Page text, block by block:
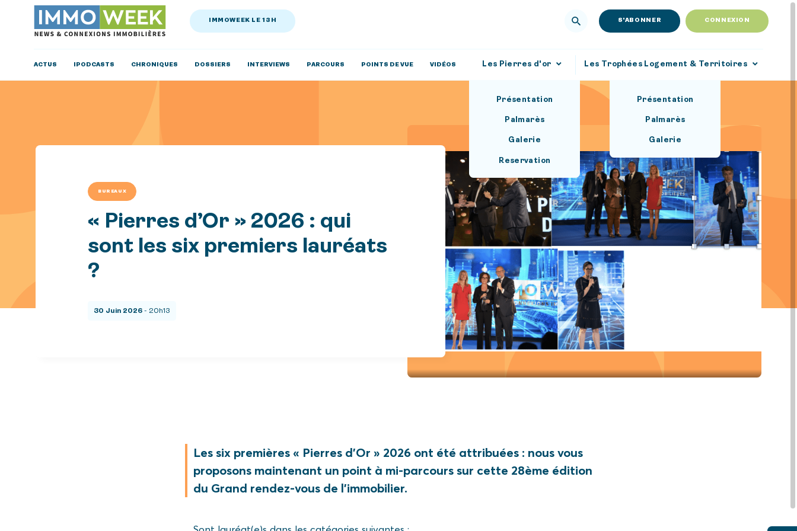
IMMOWEEK LE 13H S'ABONNER CONNEXION
ACTUS IPODCASTS CHRONIQUES DOSSIERS INTERVIEWS PARCOURS POINTS DE VUE VIDÉOS Les Pierres d'or
Présentation
Palmarès
Galerie
Reservation
Les Trophées Logement & Territoires
Présentation
Palmarès
Galerie
BUREAUX
« Pierres d’Or » 2026 : qui
sont les six premiers lauréats
?
30 Juin 2026 - 20h13
Les six premières « Pierres d’Or » 2026 ont été attribuées : nous vous
proposons maintenant un point à mi-parcours sur cette 28ème édition
du Grand rendez-vous de l’immobilier.